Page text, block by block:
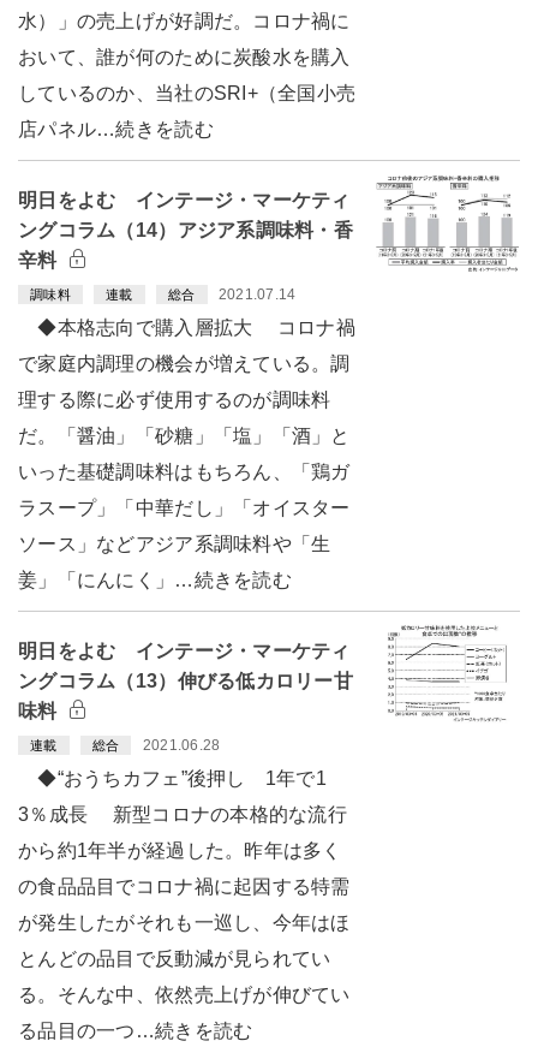
水）」の売上げが好調だ。コロナ禍に
おいて、誰が何のために炭酸水を購入
しているのか、当社のSRI+（全国小売
店パネル…続きを読む
明日をよむ インテージ・マーケティ
ングコラム（14）アジア系調味料・香
辛料
調味料 連載 総合 2021.07.14
◆本格志向で購入層拡大 コロナ禍
で家庭内調理の機会が増えている。調
理する際に必ず使用するのが調味料
だ。「醤油」「砂糖」「塩」「酒」と
いった基礎調味料はもちろん、「鶏ガ
ラスープ」「中華だし」「オイスター
ソース」などアジア系調味料や「生
姜」「にんにく」…続きを読む
明日をよむ インテージ・マーケティ
ングコラム（13）伸びる低カロリー甘
味料
連載 総合 2021.06.28
◆“おうちカフェ”後押し 1年で1
3％成長 新型コロナの本格的な流行
から約1年半が経過した。昨年は多く
の食品品目でコロナ禍に起因する特需
が発生したがそれも一巡し、今年はほ
とんどの品目で反動減が見られてい
る。そんな中、依然売上げが伸びてい
る品目の一つ…続きを読む